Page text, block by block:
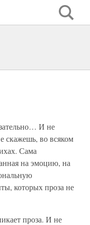
И не
скажешь, во всяком
Сама
на эмоцию, на
которых проза не
проза. И не